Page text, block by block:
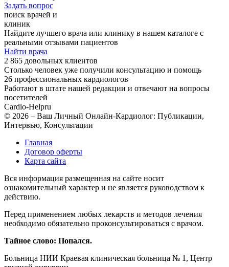
Задать вопрос
поиск врачей и
клиник
Найдите лучшего врача или клинику в нашем каталоге с
реальными отзывами пациентов
Найти врача
2 865 довольных клиентов
Столько человек уже получили консультацию и помощь
26 профессиональных кардиологов
Работают в штате нашей редакции и отвечают на вопросы
посетителей
Cardio-Helpru
© 2026 – Ваш Личный Онлайн-Кардиолог: Публикации,
Интервью, Консультации
Главная
Договор оферты
Карта сайта
Вся информация размещенная на сайте носит
ознакомительный характер и не является руководством к
действию.
Перед применением любых лекарств и методов лечения
необходимо обязательно проконсультироваться с врачом.
Тайное слово: Попался.
Больница НИИ Краевая клиническая больница № 1, Центр